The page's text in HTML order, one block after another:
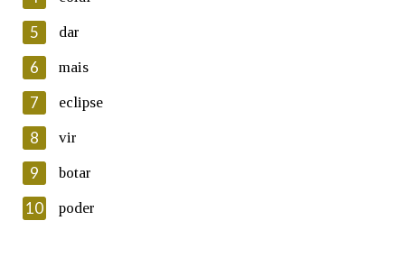
Lin e acepto as condicións da política de
Introduce o código que aparece na imaxe:
Texto de verificación
5 dar
6 mais
7 eclipse
8 vir
9 botar
10 poder